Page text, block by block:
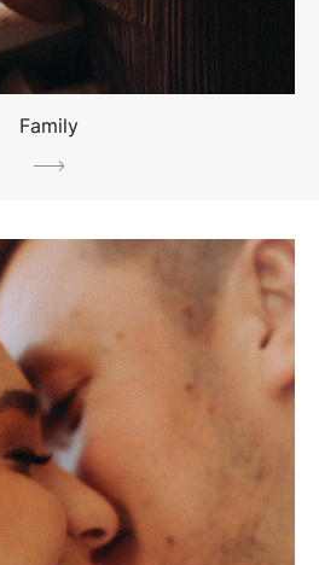
Family